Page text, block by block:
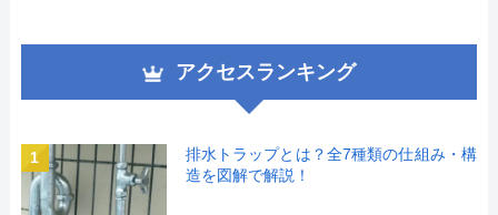
アクセスランキング
1
排水トラップとは？全7種類の仕組み・構
造を図解で解説！